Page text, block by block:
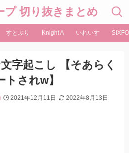
プ 切り抜きまとめ
すとぷり Knight A いれいす
字起こし 【そあらく
されw】
2021年12月11日 2022年8月13日